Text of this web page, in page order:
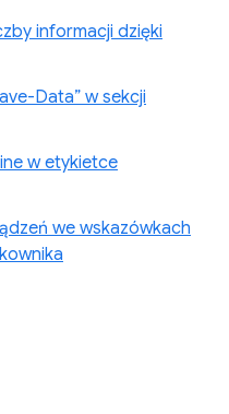
informacji dzięki
Data” w sekcji
w etykietce
we wskazówkach